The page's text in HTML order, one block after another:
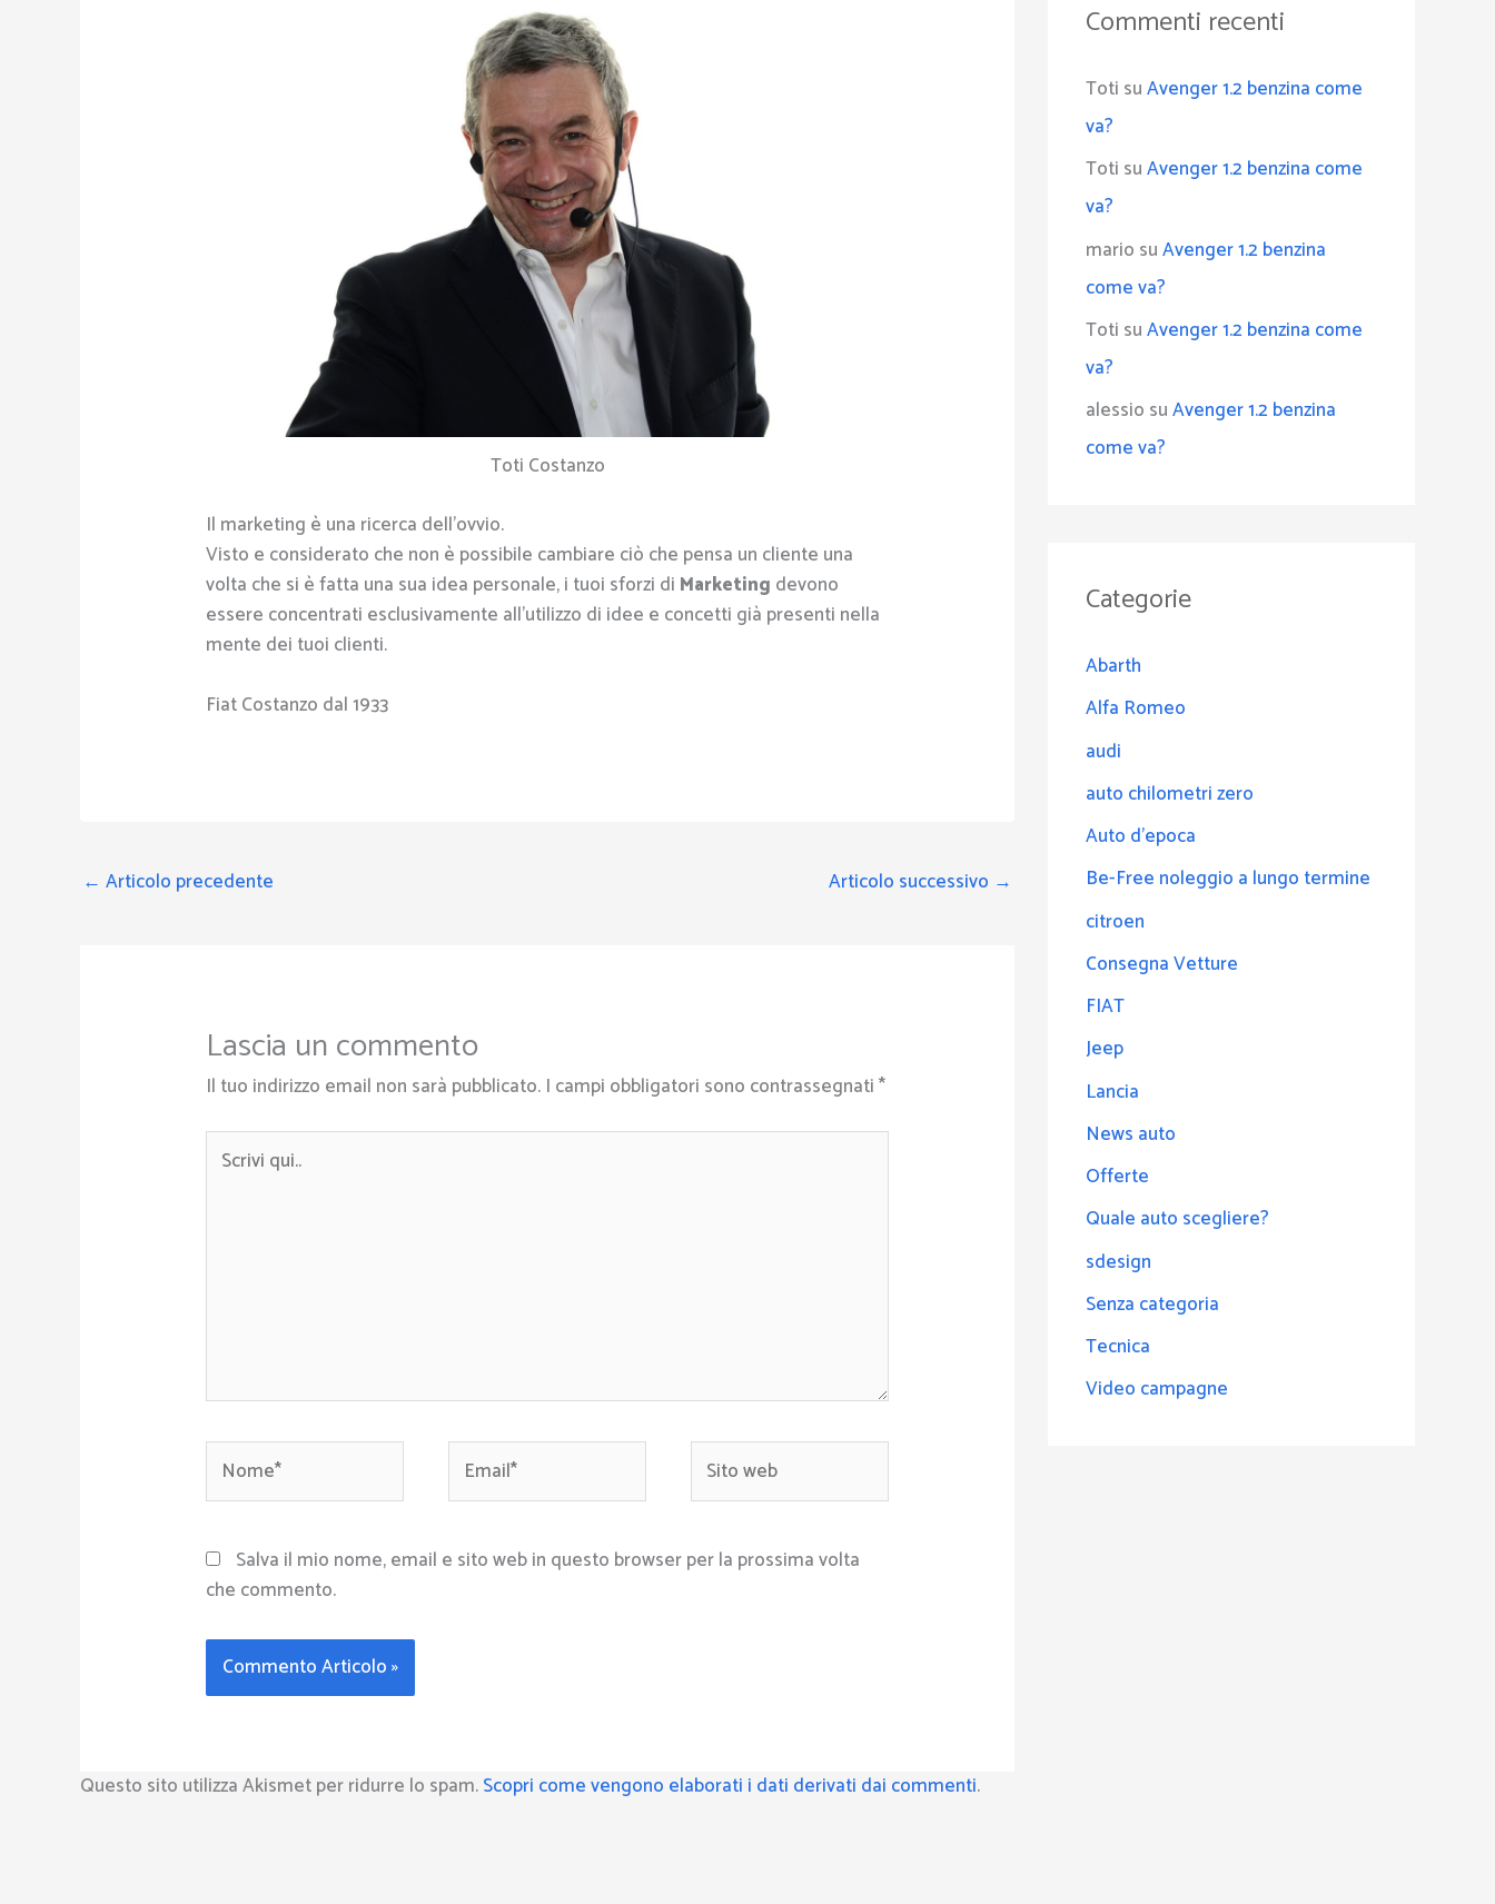
Toti Costanzo
Il marketing è una ricerca dell’ovvio.
Visto e considerato che non è possibile cambiare ciò che pensa un cliente una
volta che si è fatta una sua idea personale, i tuoi sforzi di Marketing devono
essere concentrati esclusivamente all’utilizzo di idee e concetti già presenti nella
mente dei tuoi clienti.
Fiat Costanzo dal 1933
← Articolo precedente Articolo successivo →
Lascia un commento
Il tuo indirizzo email non sarà pubblicato. I campi obbligatori sono contrassegnati*
qui..
web
Salva il mio nome, email e sito web in questo browser per la prossima volta
che commento.
Questo sito utilizza Akismet per ridurre lo spam.Scopri come vengono elaborati i dati derivati dai commenti.
Commenti recenti
Toti suAvenger 1.2 benzina come
va?
Toti suAvenger 1.2 benzina come
va?
mario suAvenger 1.2 benzina
come va?
Toti suAvenger 1.2 benzina come
va?
alessio suAvenger 1.2 benzina
come va?
Categorie
Abarth
Alfa Romeo
audi
auto chilometri zero
Auto d'epoca
Be-Free noleggio a lungo termine
citroen
Consegna Vetture
FIAT
Jeep
Lancia
News auto
Offerte
Quale auto scegliere?
sdesign
Senza categoria
Tecnica
Video campagne